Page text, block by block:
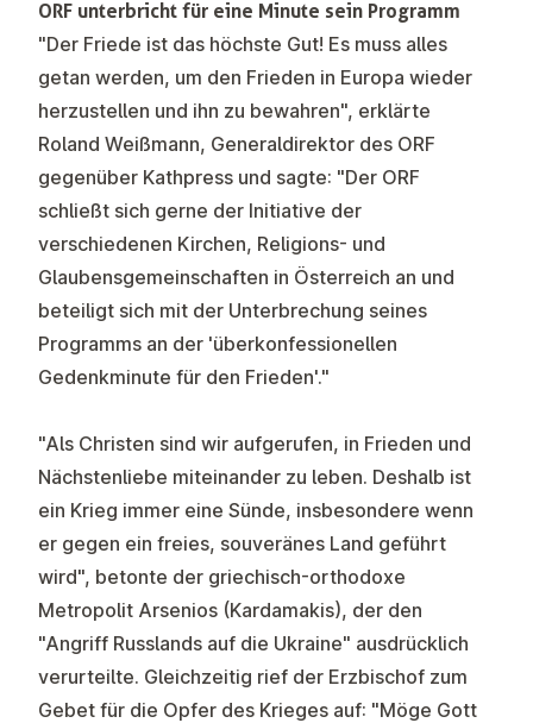
ORF unterbricht für eine Minute sein Programm
"Der Friede ist das höchste Gut! Es muss alles
getan werden, um den Frieden in Europa wieder
herzustellen und ihn zu bewahren", erklärte
Roland Weißmann, Generaldirektor des ORF
gegenüber Kathpress und sagte: "Der ORF
schließt sich gerne der Initiative der
verschiedenen Kirchen, Religions- und
Glaubensgemeinschaften in Österreich an und
beteiligt sich mit der Unterbrechung seines
Programms an der 'überkonfessionellen
Gedenkminute für den Frieden'."
"Als Christen sind wir aufgerufen, in Frieden und
Nächstenliebe miteinander zu leben. Deshalb ist
ein Krieg immer eine Sünde, insbesondere wenn
er gegen ein freies, souveränes Land geführt
wird", betonte der griechisch-orthodoxe
Metropolit Arsenios (Kardamakis), der den
"Angriff Russlands auf die Ukraine" ausdrücklich
verurteilte. Gleichzeitig rief der Erzbischof zum
Gebet für die Opfer des Krieges auf: "Möge Gott